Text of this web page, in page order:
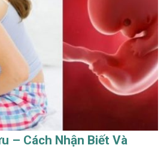
– Cách Nhận Biết Và